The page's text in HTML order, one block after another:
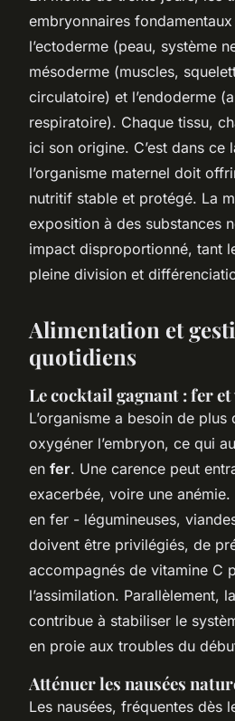
embryonnaires
l’ectoderme (peau, système
mésoderme (muscles,
circulatoire) et l’endoderme
respiratoire). Chaque tissu,
ici son origine. C’est dans ce
l’organisme maternel doit
nutritif stable et protégé. La
exposition à des substances
impact disproportionné, tant
pleine division et
Alimentation et
quotidiens
Le cocktail gagnant : fer
L’organisme a besoin de
oxygéner l’embryon, ce qui
en fer. Une carence peut
exacerbée, voire une
en fer - légumineuses,
doivent être privilégiés, de
accompagnés de vitamine C
l’assimilation. Parallèlement, la
contribue à stabiliser le
en proie aux troubles du
Atténuer les nausées
Les nausées, fréquentes dès